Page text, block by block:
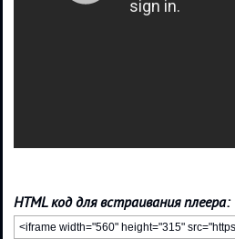
HTML код для встраивания плеера: